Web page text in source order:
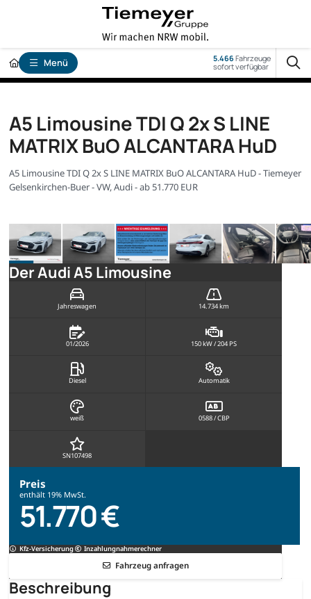
Menü 5.466Fahrzeuge
sofort verfügbar
A5 Limousine TDI Q 2x S LINE
MATRIX BuO ALCANTARA HuD
A5 Limousine TDI Q 2x S LINE MATRIX BuO ALCANTARA HuD - Tiemeyer
Gelsenkirchen-Buer - VW, Audi - ab 51.770 EUR
Der Audi A5 Limousine
Jahreswagen 14.734 km
01/2026 150 kW / 204 PS
Diesel Automatik
weiß 0588 / CBP
SN107498
Preis
enthält 19% MwSt.
51.770 €
Kfz-Versicherung Inzahlungnahmerechner
Fahrzeug anfragen
Beschreibung